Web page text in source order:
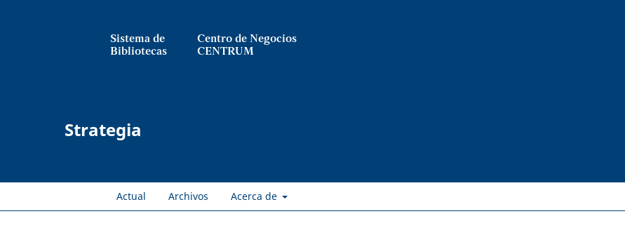
Sistema de
Bibliotecas
Centro de Negocios
CENTRUM
Strategia
Actual Archivos Acerca de